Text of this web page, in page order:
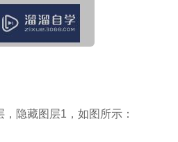
隐藏图层1，如图所示：